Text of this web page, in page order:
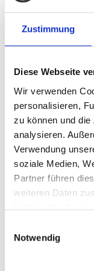
Zustimmung
Diese Webseite
Wir verwenden
personalisieren,
zu können und
analysieren.
Verwendung
soziale Medien,
Partner führen
weiteren Daten
haben oder die
Notwendig
Summary
Reduction
Emissions
Englisch